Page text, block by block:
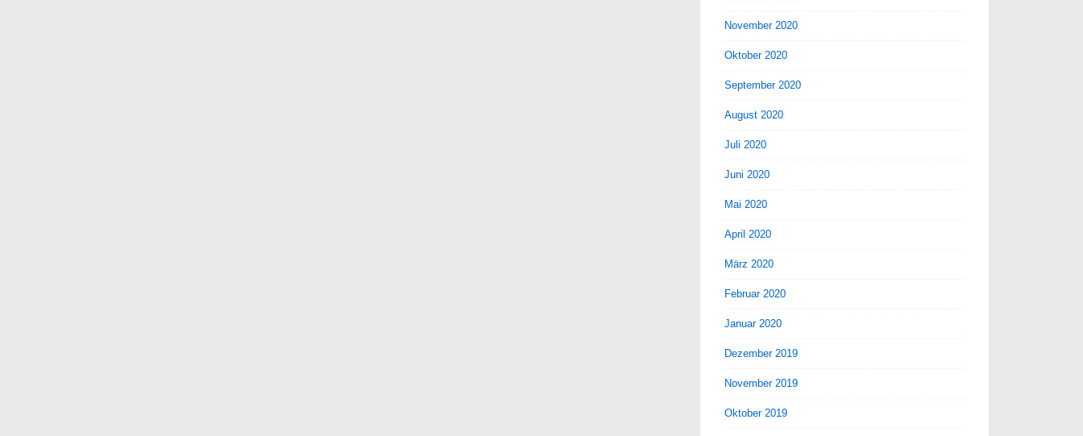
November 2020
Oktober 2020
September 2020
August 2020
Juli 2020
Juni 2020
Mai 2020
April 2020
März 2020
Februar 2020
Januar 2020
Dezember 2019
November 2019
Oktober 2019